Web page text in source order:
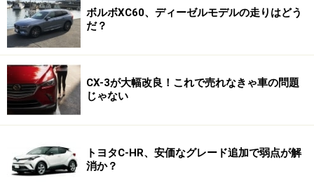
ボルボXC60、ディーゼルモデルの走りはどう
だ？
CX-3が大幅改良！これで売れなきゃ車の問題
じゃない
トヨタC-HR、安価なグレード追加で弱点が解
消か？